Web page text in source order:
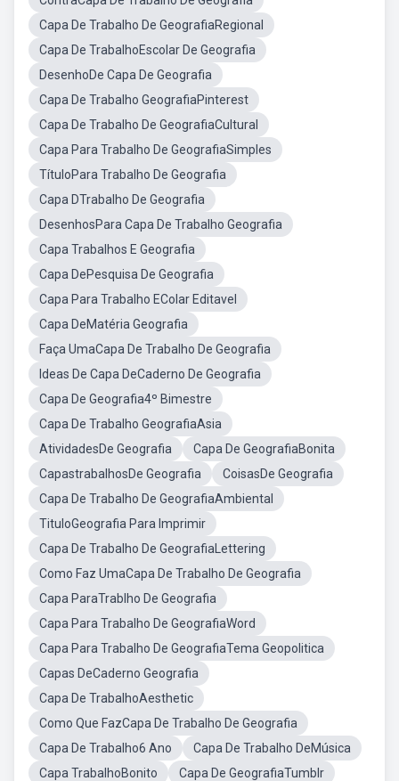
Capa De Trabalho De GeografiaRegional
Capa De TrabalhoEscolar De Geografia
DesenhoDe Capa De Geografia
Capa De Trabalho GeografiaPinterest
Capa De Trabalho De GeografiaCultural
Capa Para Trabalho De GeografiaSimples
TítuloPara Trabalho De Geografia
Capa DTrabalho De Geografia
DesenhosPara Capa De Trabalho Geografia
Capa Trabalhos E Geografia
Capa DePesquisa De Geografia
Capa Para Trabalho EColar Editavel
Capa DeMatéria Geografia
Faça UmaCapa De Trabalho De Geografia
Ideas De Capa DeCaderno De Geografia
Capa De Geografia4º Bimestre
Capa De Trabalho GeografiaAsia
AtividadesDe Geografia
Capa De GeografiaBonita
CapastrabalhosDe Geografia
CoisasDe Geografia
Capa De Trabalho De GeografiaAmbiental
TituloGeografia Para Imprimir
Capa De Trabalho De GeografiaLettering
Como Faz UmaCapa De Trabalho De Geografia
Capa ParaTrablho De Geografia
Capa Para Trabalho De GeografiaWord
Capa Para Trabalho De GeografiaTema Geopolitica
Capas DeCaderno Geografia
Capa De TrabalhoAesthetic
Como Que FazCapa De Trabalho De Geografia
Capa De Trabalho6 Ano
Capa De Trabalho DeMúsica
Capa TrabalhoBonito
Capa De GeografiaTumblr